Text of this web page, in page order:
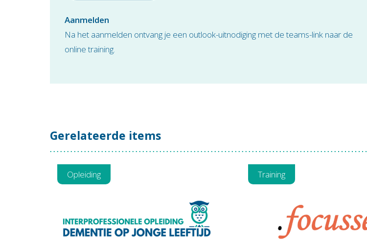
Aanmelden
Na het aanmelden ontvang je een outlook-uitnodiging met de teams-link naar de
online training.
Gerelateerde items
Opleiding Training